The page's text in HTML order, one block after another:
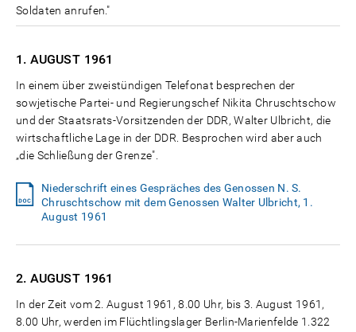
Soldaten anrufen."
1. AUGUST 1961
In einem über zweistündigen Telefonat besprechen der
sowjetische Partei- und Regierungschef Nikita Chruschtschow
und der Staatsrats-Vorsitzenden der DDR, Walter Ulbricht, die
wirtschaftliche Lage in der DDR. Besprochen wird aber auch
„die Schließung der Grenze".
Niederschrift eines Gespräches des Genossen N. S.
Chruschtschow mit dem Genossen Walter Ulbricht, 1.
August 1961
2. AUGUST 1961
In der Zeit vom 2. August 1961, 8.00 Uhr, bis 3. August 1961,
8.00 Uhr, werden im Flüchtlingslager Berlin-Marienfelde 1.322